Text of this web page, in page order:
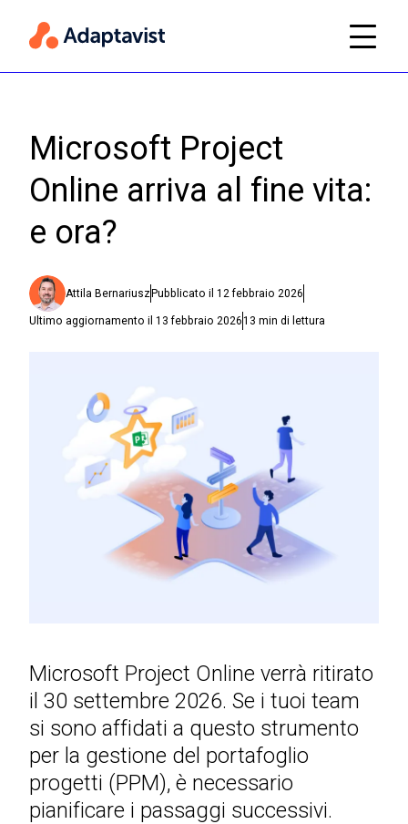
Microsoft Project
Online arriva al fine vita:
e ora?
Attila Bernariusz Pubblicato il 12 febbraio 2026
Ultimo aggiornamento il 13 febbraio 202613 min di lettura
Microsoft Project Online verrà ritirato
il 30 settembre 2026. Se i tuoi team
si sono affidati a questo strumento
per la gestione del portafoglio
progetti (PPM), è necessario
pianificare i passaggi successivi.